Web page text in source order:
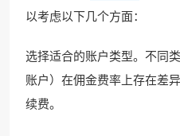
以考虑以下几个方面：
选择适合的账户类型。不同
账户）在佣金费率上存在差
续费。